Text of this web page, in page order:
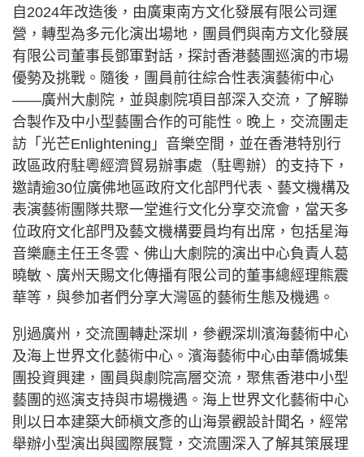
自2024年改造後，由廣東南方文化發展有限公司運
營，轉型為多元化演出場地，團員們與南方文化發展
有限公司董事長鄧軍對話，探討香港藝團巡演的市場
優勢及挑戰。隨後，團員前往綜合性表演藝術中心
——廣州大劇院，並與劇院項目部深入交流，了解聯
合製作及中小型藝團合作的可能性。晚上，交流團走
訪「光芒Enlightening」音樂空間，並在香港特別行
政區政府駐粵經濟貿易辦事處（駐粵辦）的支持下，
邀請逾30位廣佛地區政府文化部門代表、藝文機構及
表演藝術團隊共聚一堂進行文化分享交流會，當天多
位政府文化部門及藝文機構要員均有出席，包括星海
音樂廳主任王冬雲、佛山大劇院的演出中心負責人葛
曉敏、廣州天賜文化傳播有限公司的董事總經理熊震
華等，與參加者們分享大灣區的藝術生態及機遇。
別過廣州，交流團轉赴深圳，參觀深圳濱海藝術中心
及海上世界文化藝術中心。濱海藝術中心由華僑城集
團投資興建，團員與劇院高層交流，聚焦香港中小型
藝團的巡演支持與市場機遇。海上世界文化藝術中心
則以日本建築大師槇文彥的山海景觀設計聞名，經常
舉辦小型演出與國際展覽，交流團深入了解其策展理